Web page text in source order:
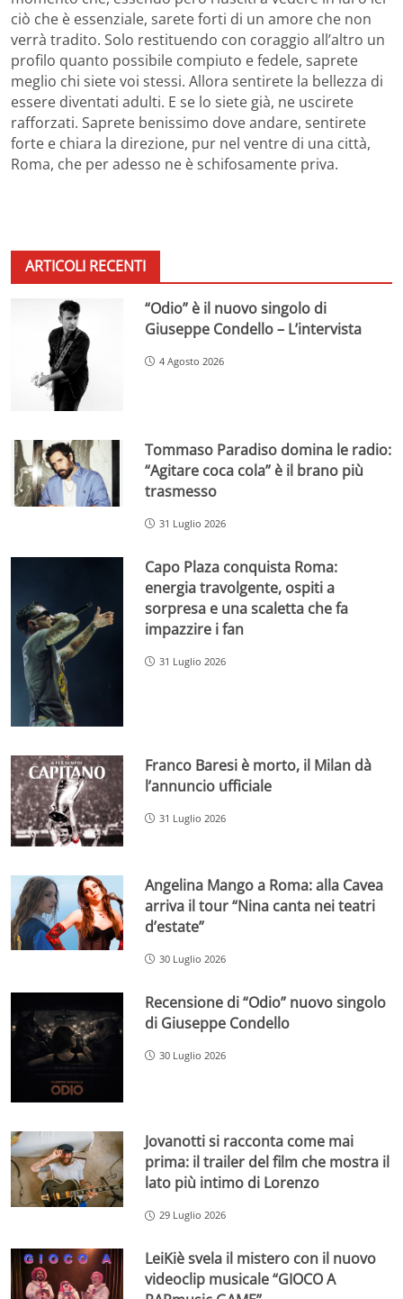
ciò che è essenziale, sarete forti di un amore che non
verrà tradito. Solo restituendo con coraggio all’altro un
profilo quanto possibile compiuto e fedele, saprete
meglio chi siete voi stessi. Allora sentirete la bellezza di
essere diventati adulti. E se lo siete già, ne uscirete
rafforzati. Saprete benissimo dove andare, sentirete
forte e chiara la direzione, pur nel ventre di una città,
Roma, che per adesso ne è schifosamente priva.
ARTICOLI RECENTI
“Odio” è il nuovo singolo di
Giuseppe Condello – L’intervista
4 Agosto 2026
Tommaso Paradiso domina le radio:
“Agitare coca cola” è il brano più
trasmesso
31 Luglio 2026
Capo Plaza conquista Roma:
energia travolgente, ospiti a
sorpresa e una scaletta che fa
impazzire i fan
31 Luglio 2026
Franco Baresi è morto, il Milan dà
l’annuncio ufficiale
31 Luglio 2026
Angelina Mango a Roma: alla Cavea
arriva il tour “Nina canta nei teatri
d’estate”
30 Luglio 2026
Recensione di “Odio” nuovo singolo
di Giuseppe Condello
30 Luglio 2026
Jovanotti si racconta come mai
prima: il trailer del film che mostra il
lato più intimo di Lorenzo
29 Luglio 2026
LeiKiè svela il mistero con il nuovo
videoclip musicale “GIOCO A